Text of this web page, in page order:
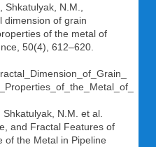
N.M.,
dimension of grain
of the metal of
50(4), 612–620.
N.M. et al.
and Fractal Features of
of the Metal in Pipeline